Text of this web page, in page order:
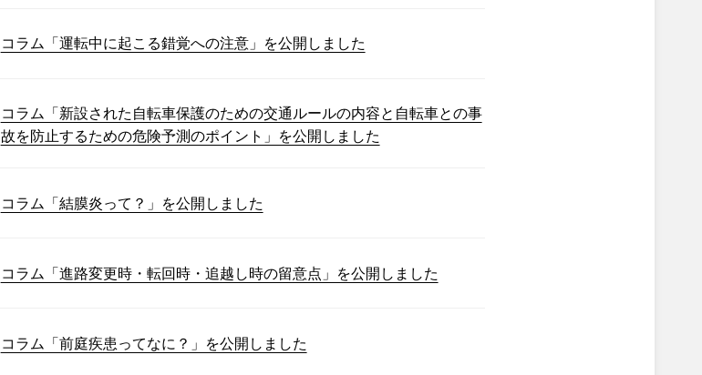
コラム「運転中に起こる錯覚への注意」を公開しました
コラム「新設された自転車保護のための交通ルールの内容と自転車との事
故を防止するための危険予測のポイント」を公開しました
コラム「結膜炎って？」を公開しました
コラム「進路変更時・転回時・追越し時の留意点」を公開しました
コラム「前庭疾患ってなに？」を公開しました